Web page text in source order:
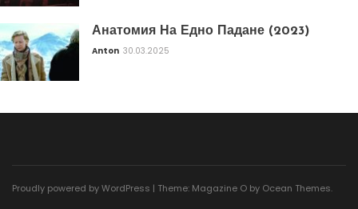
Анатомия На Едно Падане (2023)
Anton 30.03.2025
Proudly powered by WordPress | Theme: Magazine O by Ocean Themes.